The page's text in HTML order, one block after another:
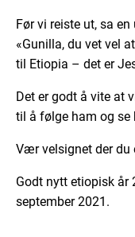
Før vi reiste ut, sa
«Gunilla, du vet vel
til Etiopia – det er
Det er godt å vite at
til å følge ham og se
Vær velsignet der du
Godt nytt etiopisk år
september 2021.